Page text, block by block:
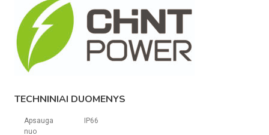
TECHNINIAI DUOMENYS
Apsauga
nuo
IP66